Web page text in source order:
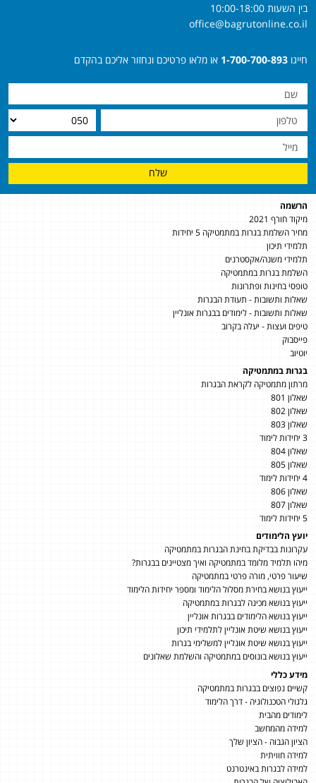
בין השעות 10:00-18:00
office@bagrutonline.co.il
חייגו 1-700-700-893 או מלאו פרטיכם ונחזור אליכם בהקדם
שלח
הרשמה
מיקוד חורף 2021
מחיר השלמת בגרות במתמטיקה 5 יחידות
תלמידי תיכון
תלמידי משנה/אקסטרנים
השלמת בגרות במתמטיקה
טופסי בחינות ופתרונות
שאלות ותשובות - תעודת הבגרות
שאלות ותשובות - לימודים בבגרות אונליין
טיפים ועצות - יעלה בקרוב
פייסבוק
יוטיוב
בגרות במתמטיקה
מרתון מתמטיקה לקראת הבגרות
שאלון 801
שאלון 802
שאלון 803
3 יחידות לימוד
שאלון 804
שאלון 805
4 יחידות לימוד
שאלון 806
שאלון 807
5 יחידות לימוד
יועץ הלימודים
עקרונות בבדיקת בחינת הבגרות במתמטיקה
מיהו תלמיד מלומד במתמטיקה ואיך מצטיינים בבגרות?
שיעור פרטי, מורה פרטי במתמטיקה
ייעוץ בנושא בחירת מסלול הלימוד ומספר יחידות הלימוד
ייעוץ בנושא מכינה לבגרות במתמטיקה
ייעוץ בנושא הלימודים בבגרות אונליין
ייעוץ בנושא שיטת אונליין לתלמידי תיכון
ייעוץ בנושא שיטת אונליין למשלימי בגרות
ייעוץ בנושא בונוסים במתמטיקה והשלמת שאלונים
מידע כללי
קשיים נפוצים בבגרות במתמטיקה
גלגולי הטכנולוגיה - דרך הלימוד
לימודים מהבית
למידה מהמחשב
הציון הגבוה - הציון שלך
למידה חוויתית
למידה לבגרות באינטרנט